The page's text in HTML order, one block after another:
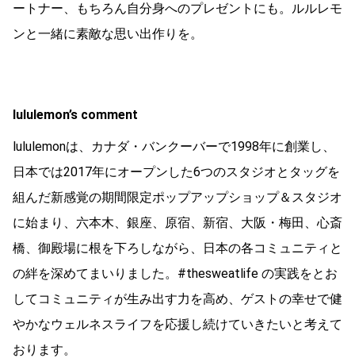
ートナー、もちろん自分⾝へのプレゼントにも。ルルレモ
ンと一緒に素敵な思い出作りを。
lululemon’s comment
lululemonは、カナダ・バンクーバーで1998年に創業し、
日本では2017年にオープンした6つのスタジオとタッグを
組んだ新感覚の期間限定ポップアップショップ＆スタジオ
に始まり、六本木、銀座、原宿、新宿、大阪・梅田、心斎
橋、御殿場に根を下ろしながら、日本の各コミュニティと
の絆を深めてまいりました。#thesweatlife の実践をとお
してコミュニティが生み出す力を高め、ゲストの幸せで健
やかなウェルネスライフを応援し続けていきたいと考えて
おります。